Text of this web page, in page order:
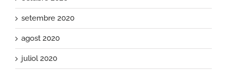
setembre 2020
agost 2020
juliol 2020